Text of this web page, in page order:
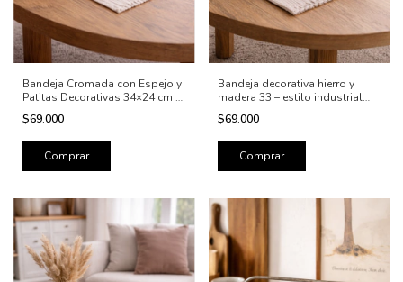
Bandeja Cromada con Espejo y
Patitas Decorativas 34×24 cm –
Elegancia y Estilo
$69.000
Bandeja decorativa hierro y
madera 33 – estilo industrial
nórdico
$69.000